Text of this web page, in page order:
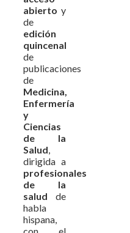
abierto y
de
edición
quincenal
de
publicaciones
de
Medicina,
Enfermería
y
Ciencias
de la
Salud
dirigida a
profesionales
de la
salud de
habla
hispana,